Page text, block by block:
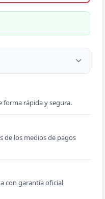
forma rápida y segura.
de los medios de pagos
con garantía oficial